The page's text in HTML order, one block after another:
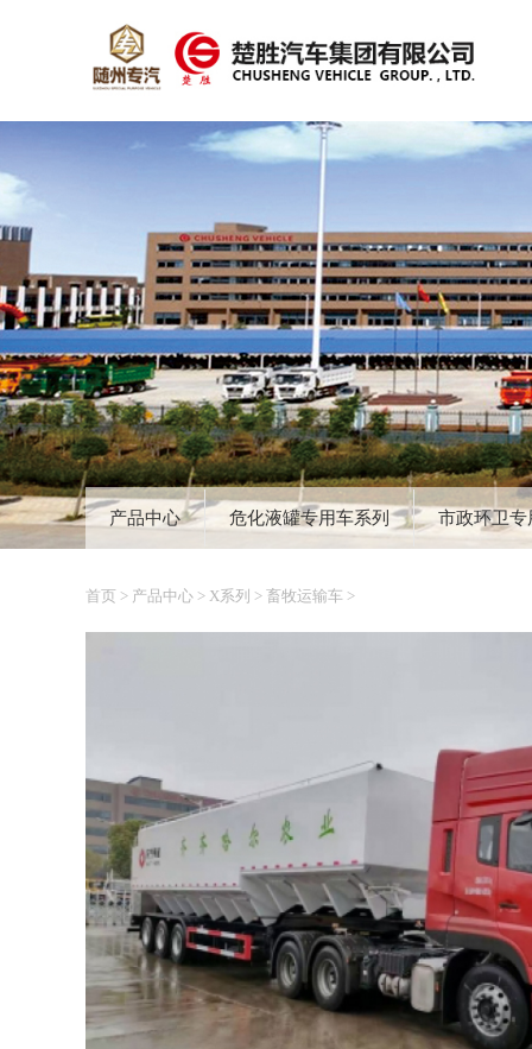
产品中心 危化液罐专用车系列 市政环卫专
首页 > 产品中心 > X系列 > 畜牧运输车 >